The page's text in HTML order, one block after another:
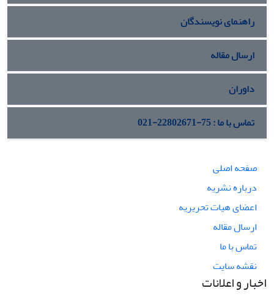
راهنمای نویسندگان
ارسال مقاله
داوران
تماس با ما : 75-22802671-021
صفحه اصلی
درباره نشریه
اعضای هیات تحریریه
ارسال مقاله
تماس با ما
نقشه سایت
اخبار و اعلانات